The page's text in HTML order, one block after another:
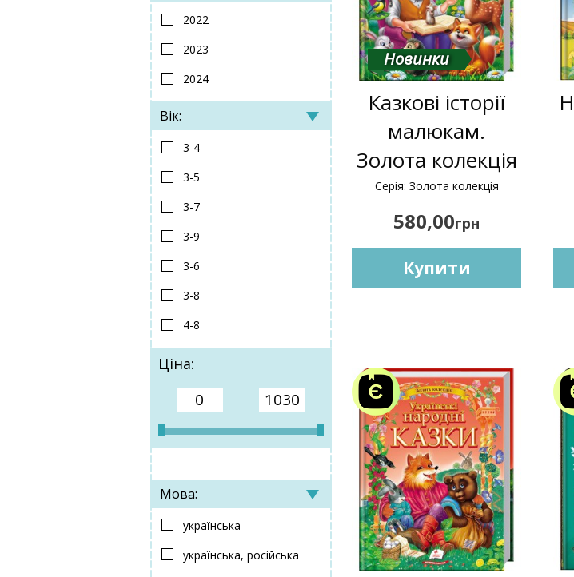
2022
2023
2024
Вік:
3-4
3-5
3-7
3-9
3-6
3-8
4-8
Ціна:
Мова:
українська
українська, російська
Новинки
Казкові історії
малюкам.
Золота колекція
Серія: Золота колекція
580,00грн
Купити